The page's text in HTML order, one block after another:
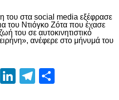
του στα social media εξέφρασε
του Ντιόγκο Ζότα που έχασε
του σε αυτοκινητιστικό
ανέφερε στο μήνυμά του
WhatsApp
LinkedIn
Telegram